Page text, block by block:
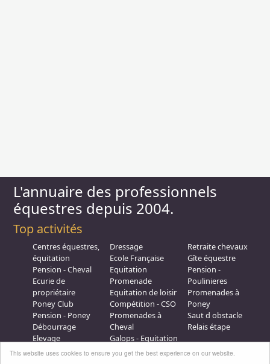
This website uses cookies to ensure you get the best experience on our website.
L'annuaire des professionnels
équestres depuis 2004.
Top activités
Centres équestres,
équitation
Pension - Cheval
Ecurie de
propriétaire
Poney Club
Pension - Poney
Débourrage
Elevage
Dressage
Ecole Française
Equitation
Promenade
Equitation de loisir
Compétition - CSO
Promenades à
Cheval
Galops - Equitation
Retraite chevaux
Gîte équestre
Pension -
Poulinieres
Promenades à
Poney
Saut d obstacle
Relais étape
Plus d'infos